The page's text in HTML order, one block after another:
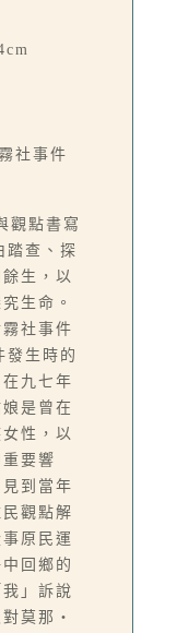
社事件
觀點書寫
踏查、探
生，以
生命。
社事件
發生時的
九七年
是曾在
性，以
要響
到當年
觀點解
原民運
回鄉的
」訴說
莫那・